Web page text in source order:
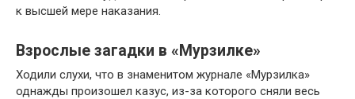
к высшей мере наказания.
Взрослые загадки в «Мурзилке»
Ходили слухи, что в знаменитом журнале «Мурзилка»
однажды произошел казус, из-за которого сняли весь